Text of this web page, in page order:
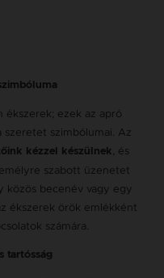
ezek az apró
szeretet szimbólumai. Az
kézzel készülnek, és
szabott üzenetet
közös becenév vagy egy
ékszerek örök emlékként
számára.
tartósság